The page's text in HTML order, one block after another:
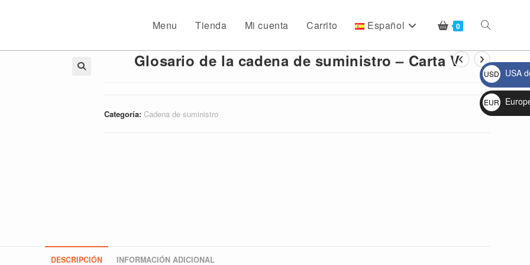
Menu Tienda Mi cuenta Carrito Español 0 Alternar
búsqueda
Glosario de la cadena de suministro – Carta V
Categoría: Cadena de suministro
DESCRIPCIÓN INFORMACIÓN ADICIONAL
USD
$
USA
EUR
€